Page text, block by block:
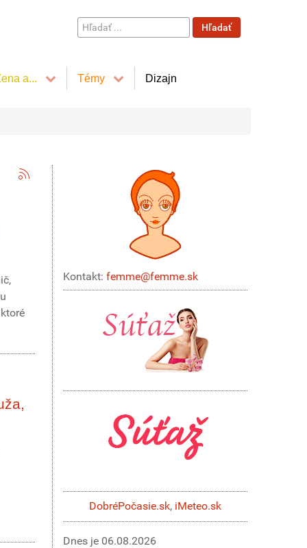
Hľadať
...
Hľadať
a... Témy Dizajn
Kontakt: femme@femme.sk
DobréPočasie.sk, iMeteo.sk
Dnes je 06.08.2026